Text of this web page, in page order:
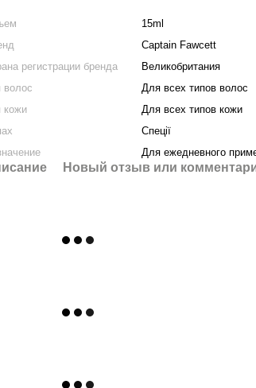
15ml
Captain Fawcett
регистрации бренда
Великобритания
волос
Для всех типов волос
кожи
Для всех типов кожи
Спеції
Для ежедневного
Новый отзыв или